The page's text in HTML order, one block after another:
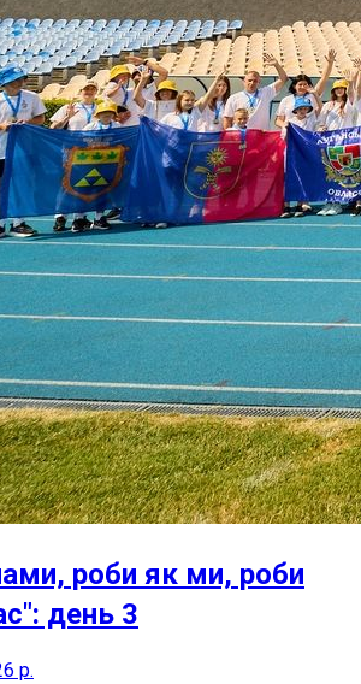
роби як ми, роби
день 3
р.